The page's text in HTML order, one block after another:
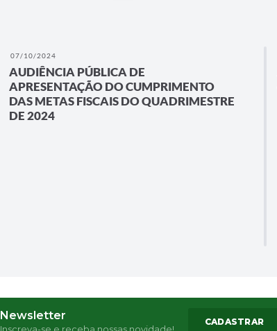
07/10/2024
AUDIÊNCIA PÚBLICA DE
APRESENTAÇÃO DO CUMPRIMENTO
DAS METAS FISCAIS DO QUADRIMESTRE
DE 2024
Newsletter
Inscreva-se e receba nossas novidade!
CADASTRAR